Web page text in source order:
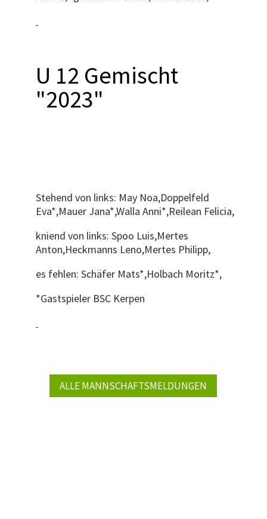
U 12 Gemischt
"2023"
Stehend von links: May Noa,Doppelfeld
Eva*,Mauer Jana*,Walla Anni*,Reilean Felicia,
kniend von links: Spoo Luis,Mertes
Anton,Heckmanns Leno,Mertes Philipp,
es fehlen: Schäfer Mats*,Holbach Moritz*,
*Gastspieler BSC Kerpen
ALLE MANNSCHAFTSMELDUNGEN